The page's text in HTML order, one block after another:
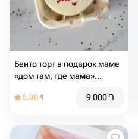
Бенто торт в подарок маме
«дом там, где мама»
5.004 9 000֏